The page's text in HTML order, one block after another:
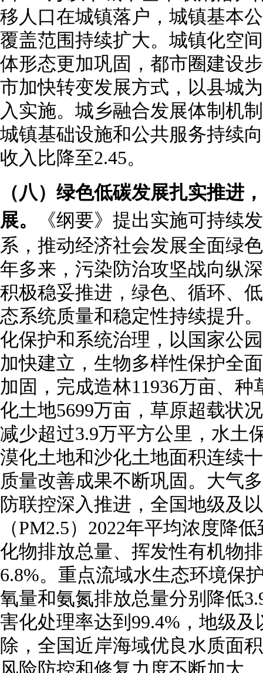
移人口在城镇落户，城镇基本
覆盖范围持续扩大。城镇化空
体形态更加巩固，都市圈建设
市加快转变发展方式，以县城
入实施。城乡融合发展体制机
城镇基础设施和公共服务持续
收入比降至2.45。
（八）绿色低碳发展扎实推进
展。
《纲要》提出实施可持续
系，推动经济社会发展全面绿
年多来，污染防治攻坚战向纵
积极稳妥推进，绿色、循环、
态系统质量和稳定性持续提升
化保护和系统治理，以国家公
加快建立，生物多样性保护全
加固，完成造林11936万亩、种
化土地5699万亩，草原超载状
减少超过3.9万平方公里，水土
漠化土地和沙化土地面积连续
质量改善成果不断巩固。大气
防联控深入推进，全国地级及
（PM2.5）2022年平均浓度降
化物排放总量、挥发性有机物
6.8%。重点流域水生态环境保
氧量和氨氮排放总量分别降低
害化处理率达到99.4%，地级
除，全国近岸海域优良水质面
风险防控和修复力度不断加大